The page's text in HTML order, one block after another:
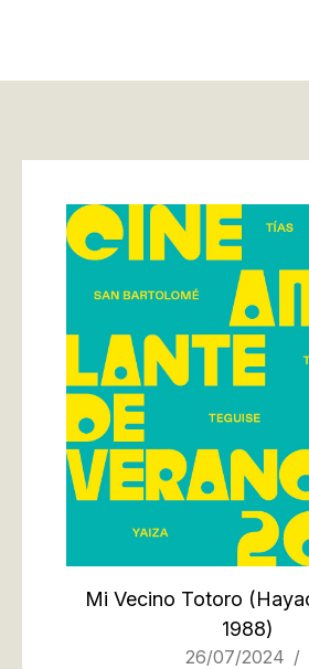
Mi Vecino Totoro
1988)
26/07/2024